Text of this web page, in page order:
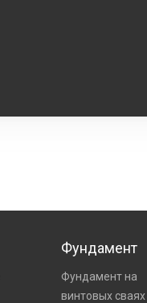
Фундамент
Фундамент на
винтовых сваях